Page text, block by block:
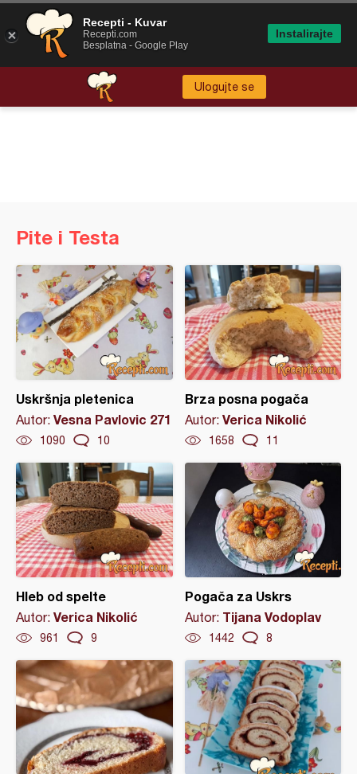
Ulogujte se
Pite i Testa
Uskršnja pletenica
Autor: Vesna Pavlovic 271
1090 10
Brza posna pogača
Autor: Verica Nikolić
1658 11
Hleb od spelte
Autor: Verica Nikolić
961 9
Pogača za Uskrs
Autor: Tijana Vodoplav
1442 8
Recepti - Kuvar
Recepti.com
Besplatna - Google Play
Instalirajte